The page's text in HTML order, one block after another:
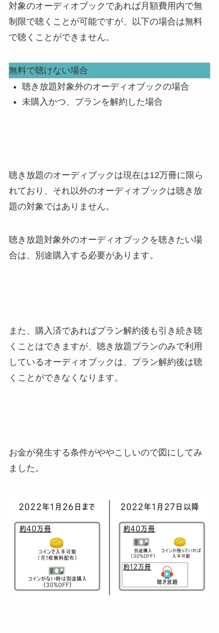
対象のオーディオブックであれば月額費用内で無
制限で聴くことが可能ですが、以下の場合は無料
で聴くことができません。
無料で聴けない場合
聴き放題対象外のオーディオブックの場合
未購入かつ、プランを解約した場合
聴き放題のオーディブックは現在は12万冊に限ら
れており、それ以外のオーディオブックは聴き放
題の対象ではありません。
聴き放題対象外のオーディオブックを聴きたい場
合は、別途購入する必要があります。
また、購入済であればプラン解約後も引き続き聴
くことはできますが、聴き放題プランのみで利用
しているオーディオブックは、プラン解約後は聴
くことができなくなります。
お金が発生する条件がややこしいので図にしてみ
ました。